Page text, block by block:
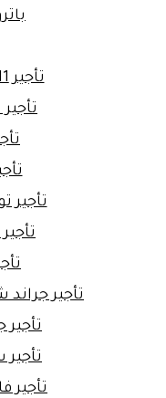
تأجير H1 للرحلات العائلية
تأجير
تأجير
تأجير
تأجير
تأجير